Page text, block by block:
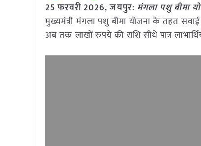
25 फरवरी 2026, जयपुर: मंगला पशु बीमा
मुख्यमंत्री मंगला पशु बीमा योजना के तहत
अब तक लाखों रुपये की राशि सीधे पात्र